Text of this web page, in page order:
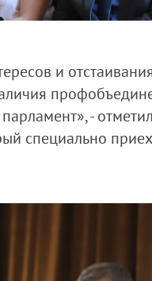
и
-
специально